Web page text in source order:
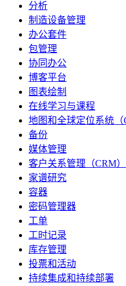
分析
制造设备管理
办公套件
包管理
协同办公
博客平台
图表绘制
在线学习与课程
地图和全球定位系统（
备份
媒体管理
客户关系管理（CRM）
家谱研究
容器
密码管理器
工单
工时记录
库存管理
投票和活动
持续集成和持续部署